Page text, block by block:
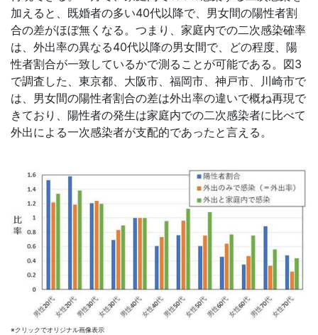
加えると、既婚者の多い40代以降で、男女間の陽性者割
合の差がほぼ無くなる。つまり、家庭内での二次感染確率
は、外出率の異なる40代以降の男女間で、どの程度、陽
性者割合が一致しているかで測ることが可能である。図3
で調査した、東京都、大阪市、福岡市、神戸市、川崎市で
は、男女間の陽性者割合の差は外出率の違いで概ね再現で
きており、陽性者の発生は家庭内での二次感染者に比べて
外出による一次感染者が支配的であったと言える。
※クリックでオリジナル画像表示